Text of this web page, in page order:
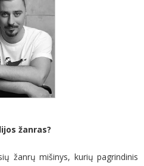
žanras?
žanrų mišinys, kurių pagrindinis